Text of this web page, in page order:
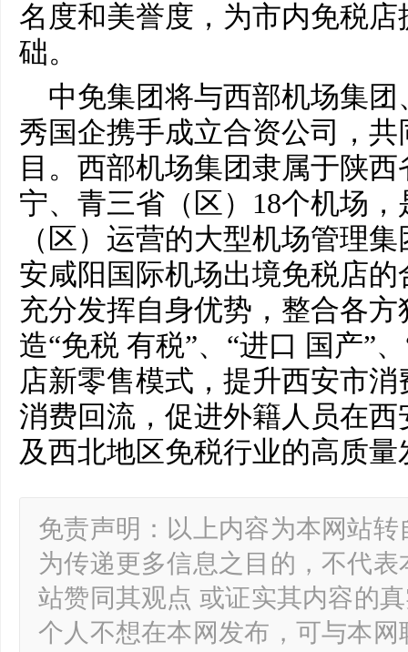
名度和美誉度，为市内免税
础。
中免集团将与西部机场集
秀国企携手成立合资公司，
目。西部机场集团隶属于陕
宁、青三省（区）18个机场
（区）运营的大型机场管理
安咸阳国际机场出境免税店
充分发挥自身优势，整合各
造“免税 有税”、“进口 国产”
店新零售模式，提升西安市
消费回流，促进外籍人员在
及西北地区免税行业的高质量
免责声明：以上内容为本网站
为传递更多信息之目的，不代
站赞同其观点 或证实其内容的
个人不想在本网发布，可与本